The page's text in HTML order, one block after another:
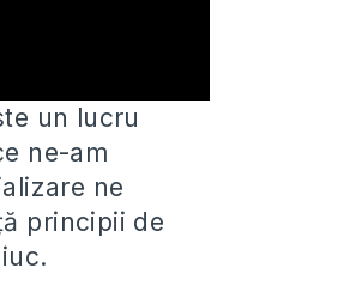
un lucru
ne-am
ne
principii de